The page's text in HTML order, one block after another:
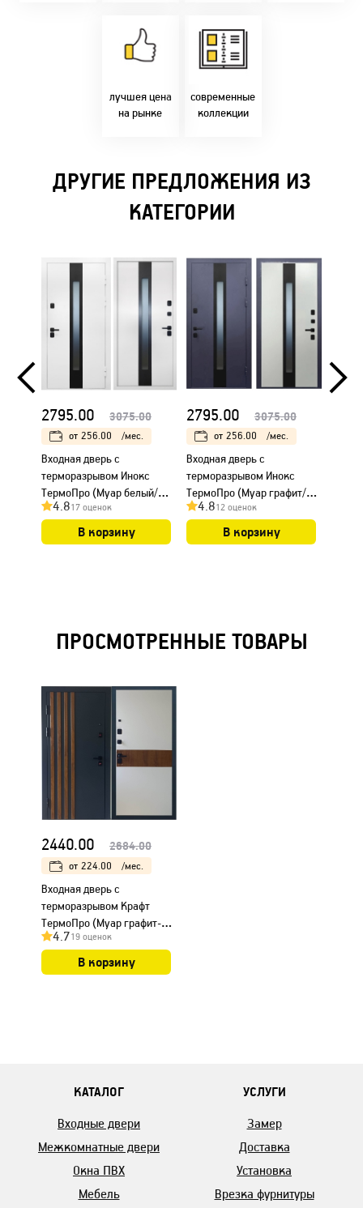
лучшея цена
на рынке
напрямую с
фабрики!
Предлагаем только
современные
коллекции
Идем в ногу с
самыми
современным
стилями и
решениями!
ДРУГИЕ ПРЕДЛОЖЕНИЯ ИЗ
КАТЕГОРИИ
2795.00 3075.00
от 256.00 /мес.
Входная дверь с
терморазрывом Инокс
ТермоПро (Муар белый/
ПВХ Белый)
4.817 оценок
В корзину
2795.00 3075.00
от 256.00 /мес.
Входная дверь с
терморазрывом Инокс
ТермоПро (Муар графит/
ПВХ Белый)
4.812 оценок
В корзину
ПРОСМОТРЕННЫЕ ТОВАРЫ
2440.00 2684.00
от 224.00 /мес.
Входная дверь с
терморазрывом Крафт
ТермоПро (Муар графит-
ПВХ Дуб Вотан/ ПВХ Бел..
4.719 оценок
В корзину
КАТАЛОГ
Входные двери
Межкомнатные двери
Окна ПВХ
Мебель
УСЛУГИ
Замер
Доставка
Установка
Врезка фурнитуры